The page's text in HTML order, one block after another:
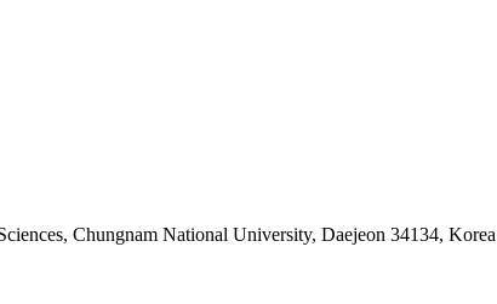
Chungnam National University, Daejeon 34134, Korea